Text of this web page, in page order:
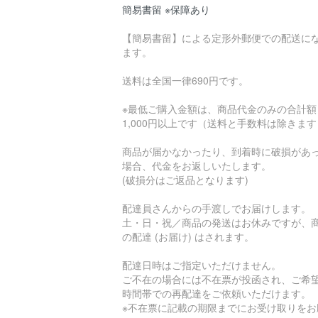
簡易書留 ※保障あり
【簡易書留】による定形外郵便での配送に
ます。
送料は全国一律690円です。
※最低ご購入金額は、商品代金のみの合計額
1,000円以上です（送料と手数料は除きます
商品が届かなかったり、到着時に破損があ
場合、代金をお返しいたします。
(破損分はご返品となります)
配達員さんからの手渡しでお届けします。
土・日・祝／商品の発送はお休みですが、
の配達 (お届け) はされます。
配達日時はご指定いただけません。
ご不在の場合には不在票が投函され、ご希
時間帯での再配達をご依頼いただけます。
※不在票に記載の期限までにお受け取りを